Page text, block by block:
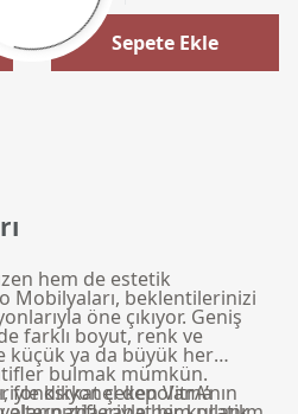
Sepete Ekle
hem de estetik
Mobilyaları, beklentilerinizi
öne çıkıyor. Geniş
farklı boyut, renk ve
küçük ya da büyük her
bulmak mümkün.
dikkat çeken VitrA’nın
fonksiyonel depolama